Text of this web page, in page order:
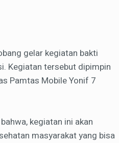
gelar kegiatan bakti
Kegiatan tersebut dipimpin
Pamtas Mobile Yonif 7
kegiatan ini akan
masyarakat yang bisa